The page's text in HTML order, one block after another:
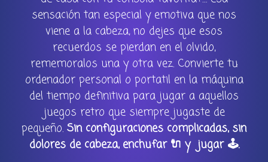
sensación tan especial y emotiva que nos
viene a la cabeza, no dejes que esos
recuerdos se pierdan en el olvido,
rememoralos una y otra vez. Convierte tu
ordenador personal o portatil en la máquina
del tiempo definitiva para jugar a aquellos
juegos retro que siempre jugaste de
pequeño. Sin configuraciones complicadas, sin
dolores de cabeza, enchufar 🔌 y jugar 🕹️.